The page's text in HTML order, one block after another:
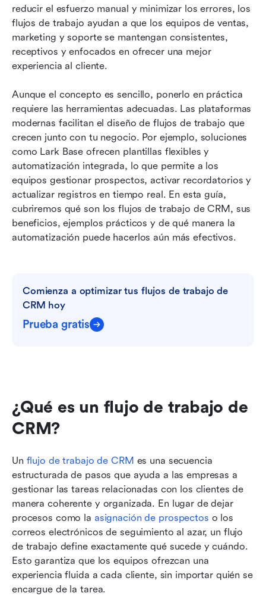
reducir el esfuerzo manual y minimizar los errores, los
flujos de trabajo ayudan a que los equipos de ventas,
marketing y soporte se mantengan consistentes,
receptivos y enfocados en ofrecer una mejor
experiencia al cliente.
Aunque el concepto es sencillo, ponerlo en práctica
requiere las herramientas adecuadas. Las plataformas
modernas facilitan el diseño de flujos de trabajo que
crecen junto con tu negocio. Por ejemplo, soluciones
como Lark Base ofrecen plantillas flexibles y
automatización integrada, lo que permite a los
equipos gestionar prospectos, activar recordatorios y
actualizar registros en tiempo real. En esta guía,
cubriremos qué son los flujos de trabajo de CRM, sus
beneficios, ejemplos prácticos y de qué manera la
automatización puede hacerlos aún más efectivos.
Comienza a optimizar tus flujos de trabajo de
CRM hoy
Prueba gratis
¿Qué es un flujo de trabajo de
CRM?
Un flujo de trabajo de CRM es una secuencia
estructurada de pasos que ayuda a las empresas a
gestionar las tareas relacionadas con los clientes de
manera coherente y organizada. En lugar de dejar
procesos como la asignación de prospectos o los
correos electrónicos de seguimiento al azar, un flujo
de trabajo define exactamente qué sucede y cuándo.
Esto garantiza que los equipos ofrezcan una
experiencia fluida a cada cliente, sin importar quién se
encargue de la tarea.